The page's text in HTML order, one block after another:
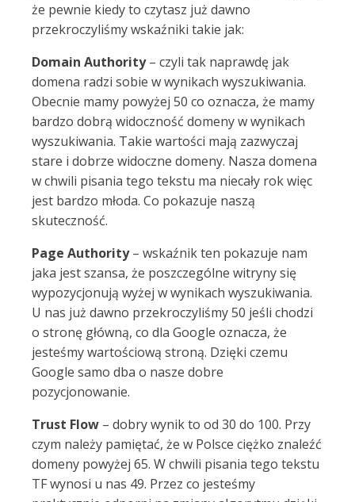
że pewnie kiedy to czytasz już dawno
przekroczyliśmy wskaźniki takie jak:
Domain Authority– czyli tak naprawdę jak
domena radzi sobie w wynikach wyszukiwania.
Obecnie mamy powyżej 50 co oznacza, że mamy
bardzo dobrą widoczność domeny w wynikach
wyszukiwania. Takie wartości mają zazwyczaj
stare i dobrze widoczne domeny. Nasza domena
w chwili pisania tego tekstu ma niecały rok więc
jest bardzo młoda. Co pokazuje naszą
skuteczność.
Page Authority– wskaźnik ten pokazuje nam
jaka jest szansa, że poszczególne witryny się
wypozycjonują wyżej w wynikach wyszukiwania.
U nas już dawno przekroczyliśmy 50 jeśli chodzi
o stronę główną, co dla Google oznacza, że
jesteśmy wartościową stroną. Dzięki czemu
Google samo dba o nasze dobre
pozycjonowanie.
Trust Flow – dobry wynik to od 30 do 100. Przy
czym należy pamiętać, że w Polsce ciężko znaleźć
domeny powyżej 65. W chwili pisania tego tekstu
TF wynosi u nas 49. Przez co jesteśmy